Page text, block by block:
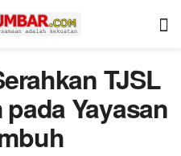
TJSL
Yayasan